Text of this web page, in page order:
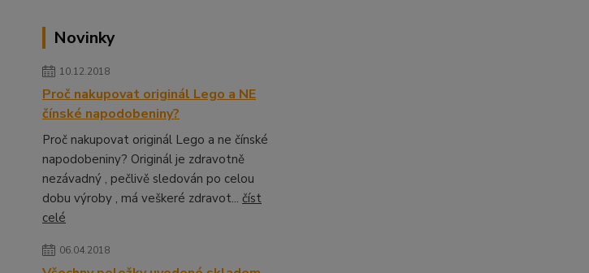
Novinky
10.12.2018
Proč nakupovat originál Lego a NE
čínské napodobeniny?
Proč nakupovat originál Lego a ne čínské
napodobeniny? Originál je zdravotně
nezávadný , pečlivě sledován po celou
dobu výroby , má veškeré zdravot... číst
celé
06.04.2018